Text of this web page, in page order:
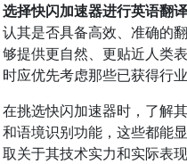
选择快闪加速器进行英语翻
认其是否具备高效、准确的
够提供更自然、更贴近人类
时应优先考虑那些已获得行
在挑选快闪加速器时，了解
和语境识别功能，这些都能
取关于其技术实力和实际表